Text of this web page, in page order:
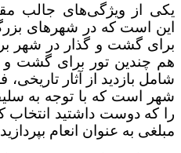
یکی از ویژگی‌های جالب
این است که در شهرهای
برای گشت و گذار در شهر
هم چندین تور برای گشت و
شامل بازدید از آثار
شهر است که با توجه به
را که دوست داشتید انتخاب
مبلغی به عنوان انعام